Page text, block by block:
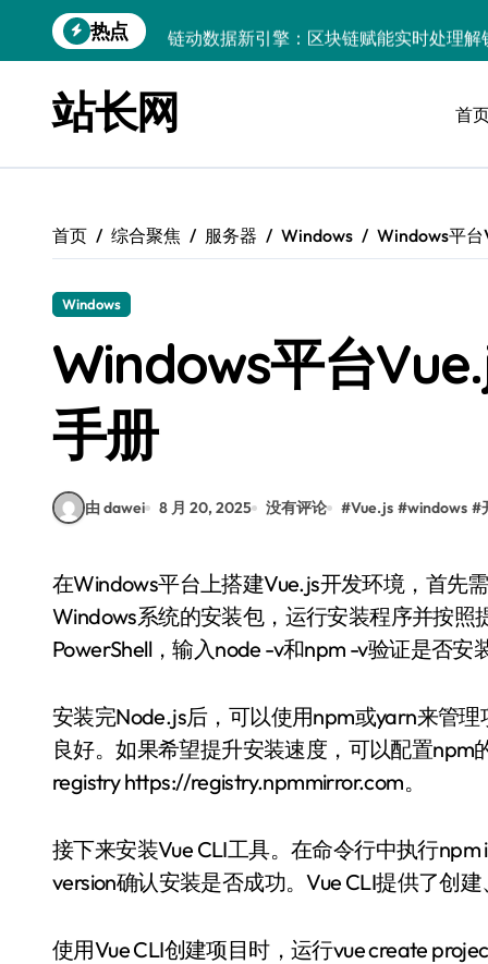
到
热点
链动数据新引擎：区块链赋能实时处理解
技术赋能：实时数据处理引擎驱动大数据
PHP视角：Android大数据实时引擎，驱
数据科技驱动：构建实时引擎，赋能效能
大数据洪流下服务器端实时处理架构的
数据洪流中破局：实时处理技术赋能科技
站长网 首
首页 综合聚焦 服务器 Windows Windows平
Windows
Windows平台
手册
由 dawei 8 月 20, 2025 没有评论 #Vue.js #windows #
在Windows平台上搭建Vue.js开发环境，首先需要安装Node.js。访问Node.js官网下载适合
Windows系统的安装包，运行安装程序并按
PowerShell，输入node -v和npm -v验证是否安
安装完Node.js后，可以使用npm或yarn来管
良好。如果希望提升安装速度，可以配置
registry https://registry.npmmirror.com。
接下来安装Vue CLI工具。在命令行中执行
version确认安装是否成功。Vue CLI提供了创
使用Vue CLI创建项目时，运行vue create